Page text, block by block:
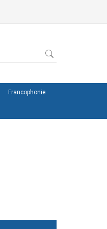
Francophonie